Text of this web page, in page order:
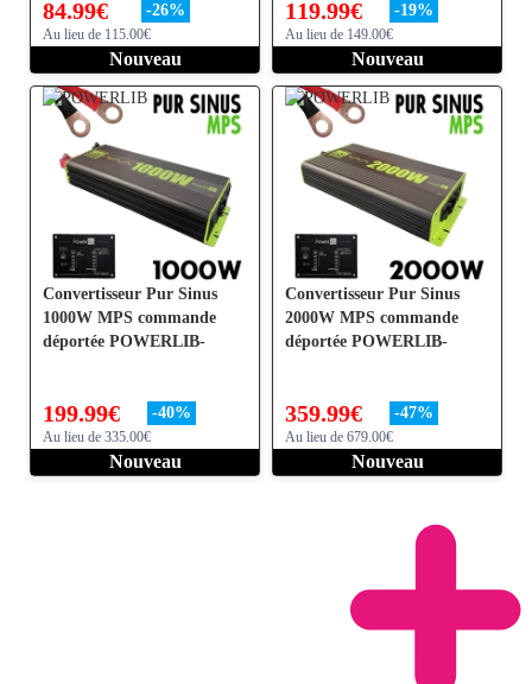
84.99€ -26%
Au lieu de 115.00€
Nouveau
119.99€ -19%
Au lieu de 149.00€
Nouveau
Convertisseur Pur Sinus
1000W MPS commande
déportée POWERLIB-
199.99€ -40%
Au lieu de 335.00€
Nouveau
Convertisseur Pur Sinus
2000W MPS commande
déportée POWERLIB-
359.99€ -47%
Au lieu de 679.00€
Nouveau